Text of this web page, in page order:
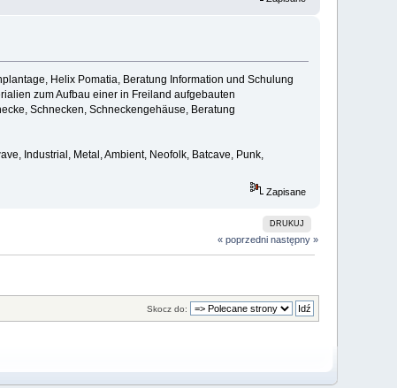
Helix Pomatia, Beratung Information und Schulung
zum Aufbau einer in Freiland aufgebauten
Schnecken, Schneckengehäuse, Beratung
Industrial, Metal, Ambient, Neofolk, Batcave, Punk,
Zapisane
DRUKUJ
« poprzedni następny »
Skocz do: